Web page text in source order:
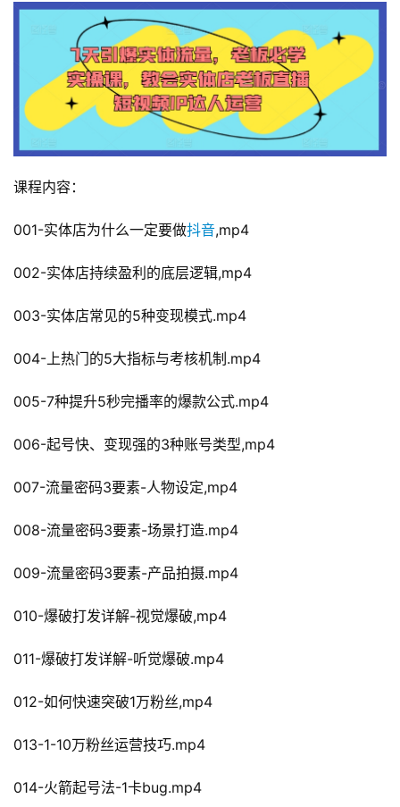
课程内容：
001-实体店为什么一定要做抖音,mp4
002-实体店持续盈利的底层逻辑,mp4
003-实体店常见的5种变现模式.mp4
004-上热门的5大指标与考核机制.mp4
005-7种提升5秒完播率的爆款公式.mp4
006-起号快、变现强的3种账号类型,mp4
007-流量密码3要素-人物设定,mp4
008-流量密码3要素-场景打造.mp4
009-流量密码3要素-产品拍摄.mp4
010-爆破打发详解-视觉爆破,mp4
011-爆破打发详解-听觉爆破.mp4
012-如何快速突破1万粉丝,mp4
013-1-10万粉丝运营技巧.mp4
014-火箭起号法-1卡bug.mp4